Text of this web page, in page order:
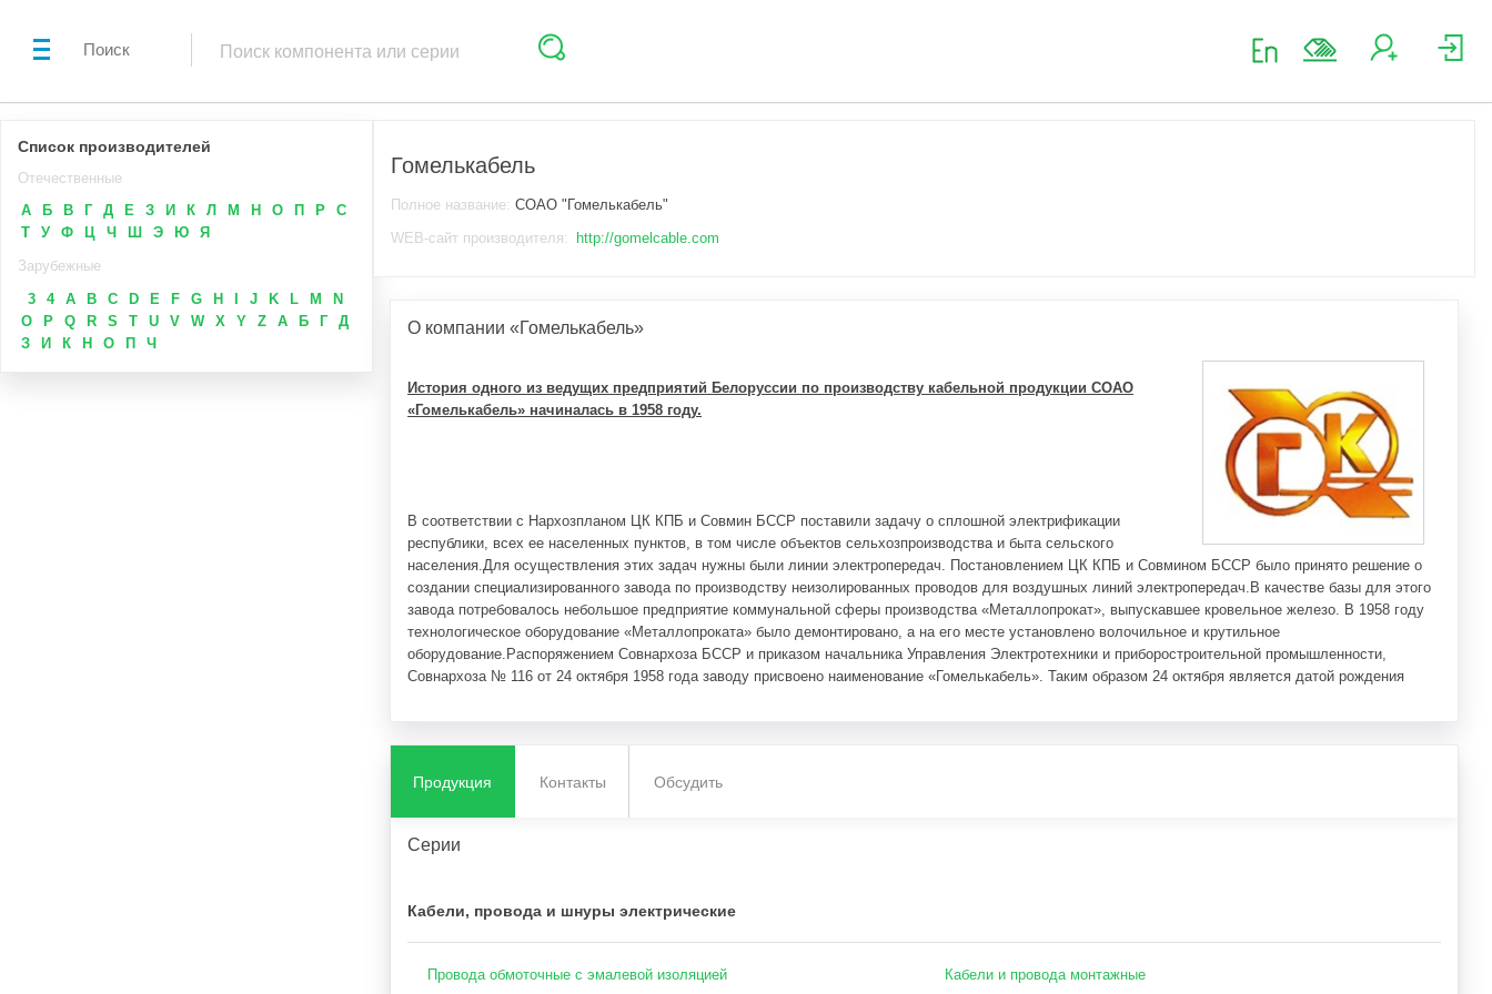
Поиск
Список производителей
Отечественные
А
Б В Г Д Е З И К Л М Н О П Р
С
Т
У Ф Ц Ч Ш Э Ю
Я
Зарубежные
3
4 A B C D E F G H J K L M
N
O
P Q R S T U V W X Y Z А Б Г
Д
З
И К Н О П Ч
Гомелькабель
Полное название: СОАО "Гомелькабель"
WEB-сайт производителя:
http://gomelcable.com
О компании «Гомелькабель»
История одного из ведущих предприятий Белоруссии по производству кабельной продукции СОАО
«Гомелькабель» начиналась в 1958 году.
В соответствии с Нархозпланом ЦК КПБ и Совмин БССР поставили задачу о сплошной электрификации
республики, всех ее населенных пунктов, в том числе объектов сельхозпроизводства и быта сельского
населения.Для осуществления этих задач нужны были линии электропередач. Постановлением ЦК КПБ и Совмином БССР было принято решение о
создании специализированного завода по производству неизолированных проводов для воздушных линий электропередач.В качестве базы для этого
завода потребовалось небольшое предприятие коммунальной сферы производства «Металлопрокат», выпускавшее кровельное железо. В 1958 году
технологическое оборудование «Металлопроката» было демонтировано, а на его месте установлено волочильное и крутильное
оборудование. Распоряжением Совнархоза БССР и приказом начальника Управления Электротехники и приборостроительной промышленности,
Совнархоза № 116 от 24 октября 1958 года заводу присвоено наименование «Гомелькабель». Таким образом 24 октября является датой рождения
установлено дополнительное оборудование и выпуск составил 3044 тонн проводов марки А и 505 тонн марки АС на сумму 1млн 908 тыс. руб. Это был
коллектив профессиональных кабельщиков.Развитие электротехнической и приборостроительной промышленности в республике продолжалось
решение о расширении завода «Гомелькабель».После ликвидации совнархозов, постановлением Совета министров СССР от 12 ноября 1965 года
завод «Гомелькабель» передан Министерству электротехнической промышленности СССР.В 1961 году закончилось строительство производственного
корпуса для производства эмалированных и обмоточных проводов. . Парк основного технологического оборудования составлял: в1961 году — 28
единиц, в 1965 г. — 155 единиц. По объёму валовой продукции завод вышел в разряд крупнейших предприятий города.
Продукция Контакты Обсудить
Серии
Кабели, провода и шнуры электрические
Провода обмоточные с эмалевой изоляцией Кабели и провода монтажные